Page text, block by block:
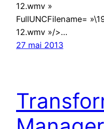
12.wmv »
FullUNCFilename=
12.wmv »/>…
27 mai 2013